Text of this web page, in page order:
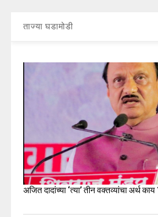
ताज्या घडामोडी
अजित दादांच्या ‘त्या’ तीन वक्तव्यांचा अर्थ काय